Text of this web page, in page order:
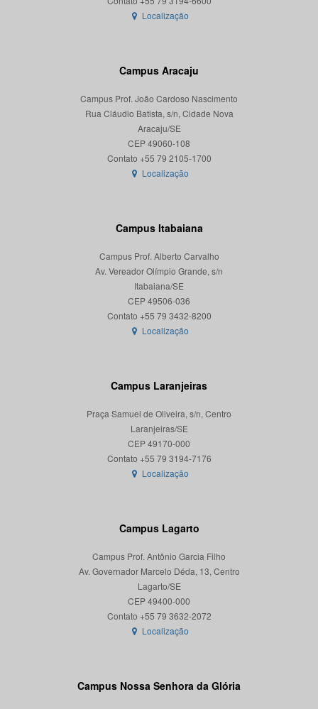
Localização
Campus Aracaju
Campus Prof. João Cardoso Nascimento
Rua Cláudio Batista, s/n, Cidade Nova
Aracaju/SE
CEP 49060-108
Localização
Campus Itabaiana
Campus Prof. Alberto Carvalho
Av. Vereador Olímpio Grande, s/n
Itabaiana/SE
CEP 49506-036
Localização
Campus Laranjeiras
Praça Samuel de Oliveira, s/n, Centro
Laranjeiras/SE
CEP 49170-000
Localização
Campus Lagarto
Campus Prof. Antônio Garcia Filho
Av. Governador Marcelo Déda, 13, Centro
Lagarto/SE
CEP 49400-000
Localização
Campus Nossa Senhora da Glória